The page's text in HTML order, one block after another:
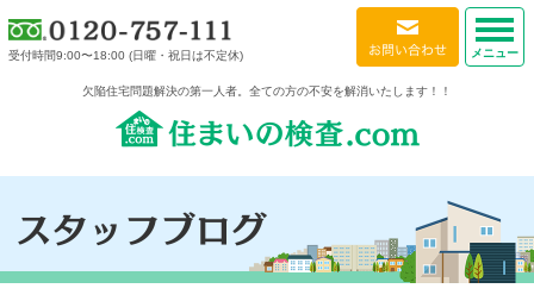
欠陥住宅問題解決の第一人者。全ての方の不安を解消いたします！！
受付時間9:00〜18:00 (日曜・祝日は不定休) メニュー